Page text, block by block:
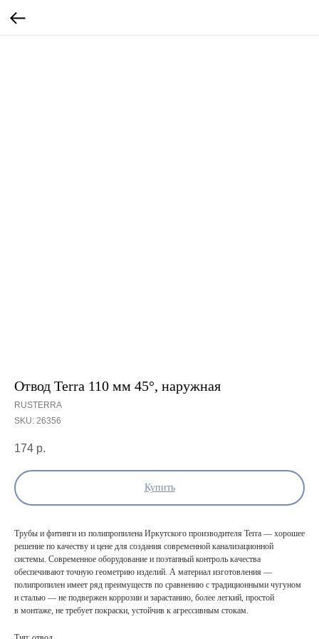
Отвод Terra 110 мм 45°, наружная
RUSTERRA
SKU: 26356
174 р.
Купить
Трубы и фитинги из полипропилена Иркутского производителя Terra — хорошее
решение по качеству и цене для создания современной канализационной
системы. Современное оборудование и поэтапный контроль качества
обеспечивают точную геометрию изделий. А материал изготовления —
полипропилен имеет ряд преимуществ по сравнению с традиционными чугуном
и сталью — не подвержен коррозии и зарастанию, более легкий, простой
в монтаже, не требует покраски, устойчив к агрессивным стокам.